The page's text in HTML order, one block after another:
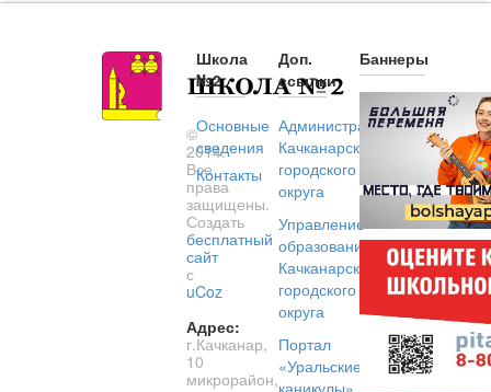
©
2014.
Все
права
защищены.
Создать
бесплатный
сайт
с
uCoz
Адрес:
г.Качканар,
10
микрорайон,
Школа
№2
Основные
сведения
Контакты
Доп.
ссылки
Администрация
Качканарского
городского
округа
Управление
образованием
Качканарского
городского
округа
Портал
«Уральские
каникулы»
Баннеры